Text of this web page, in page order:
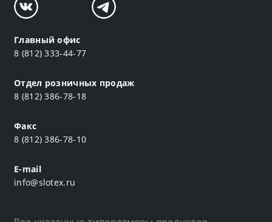
Главный офис
8 (812) 333-44-77
Отдел розничных продаж
8 (812) 386-78-18
Факс
8 (812) 386-78-10
E-mail
info@slotex.ru